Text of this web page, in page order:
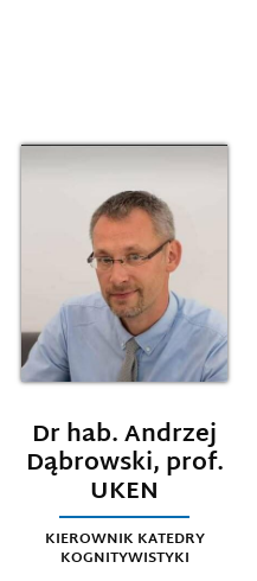
Dr hab. Andrzej
Dąbrowski, prof.
UKEN
KIEROWNIK KATEDRY
KOGNITYWISTYKI